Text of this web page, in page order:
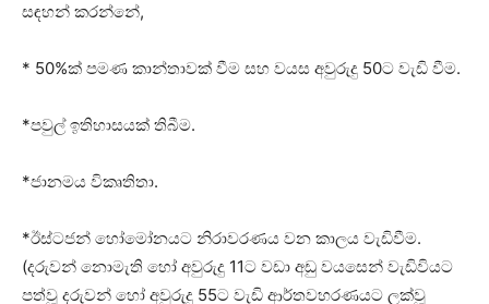
සඳහන් කරන්නේ,
* 50%ක් පමණ කාන්තාවක් වීම සහ වයස අවුරුදු 50ට වැඩි වීම.
*පවුල් ඉතිහාසයක් තිබීම.
*ජානමය විකෘතිතා.
*ඊස්ටජන් හෝමෝනයට නිරාවරණය වන කාලය වැඩිවීම.
(දරුවන් නොමැති හෝ අවුරුදු 11ට වඩා අඩු වයසෙන් වැඩිවියට
පත්වූ දරුවන් හෝ අවුරුදු 55ට වැඩි ආර්තවහරණයට ලක්වූ